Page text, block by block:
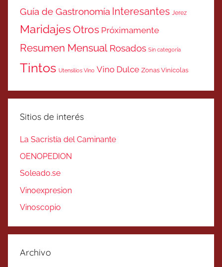
Guía de Gastronomía Interesantes Jerez
MaridajesOtros Próximamente
Resumen Mensual Rosados Sin categoría
Tintos Utensilios Vino Vino Dulce Zonas Vinicolas
Sitios de interés
La Sacristía del Caminante
OENOPEDION
Soleado.se
Vinoexpresion
Vinoscopio
Archivo